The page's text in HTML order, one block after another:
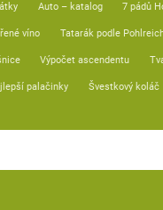
Auto – katalog 7 pádů
víno Tatarák podle
Výpočet ascendentu
palačinky Švestkový koláč